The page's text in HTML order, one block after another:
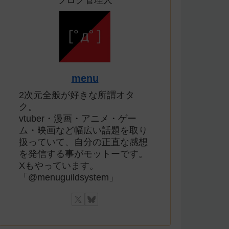
menu
2次元全般が好きな所謂オタ
ク。
vtuber・漫画・アニメ・ゲー
ム・映画など幅広い話題を取り
扱っていて、自分の正直な感想
を発信する事がモットーです。
Xもやっています。
「@menuguildsystem」